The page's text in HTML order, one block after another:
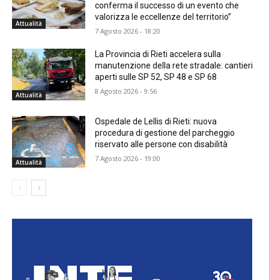
Attualità
conferma il successo di un evento che
valorizza le eccellenze del territorio”
7 Agosto 2026 - 18:20
Attualità
La Provincia di Rieti accelera sulla
manutenzione della rete stradale: cantieri
aperti sulle SP 52, SP 48 e SP 68
8 Agosto 2026 - 9:56
Attualità
Ospedale de Lellis di Rieti: nuova
procedura di gestione del parcheggio
riservato alle persone con disabilità
7 Agosto 2026 - 19:00